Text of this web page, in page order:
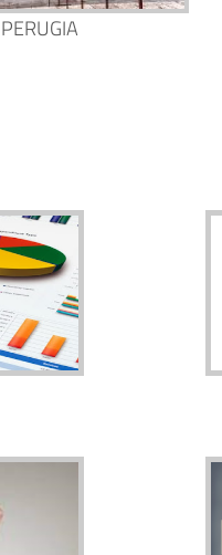
PERUGIA